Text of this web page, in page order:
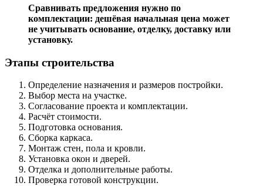
Сравнивать предложения нужно по
комплектации: дешёвая начальная цена может
не учитывать основание, отделку, доставку или
установку.
Этапы строительства
Определение назначения и размеров постройки.
Выбор места на участке.
Согласование проекта и комплектации.
Расчёт стоимости.
Подготовка основания.
Сборка каркаса.
Монтаж стен, пола и кровли.
Установка окон и дверей.
Отделка и дополнительные работы.
Проверка готовой конструкции.